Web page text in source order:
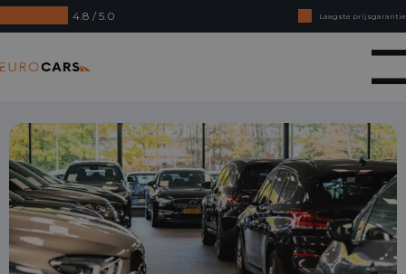
4.8 / 5.0
Laagste prijsgarantie
Online kopen, niet goed geld terug
Financial lease - Soepele acceptatie